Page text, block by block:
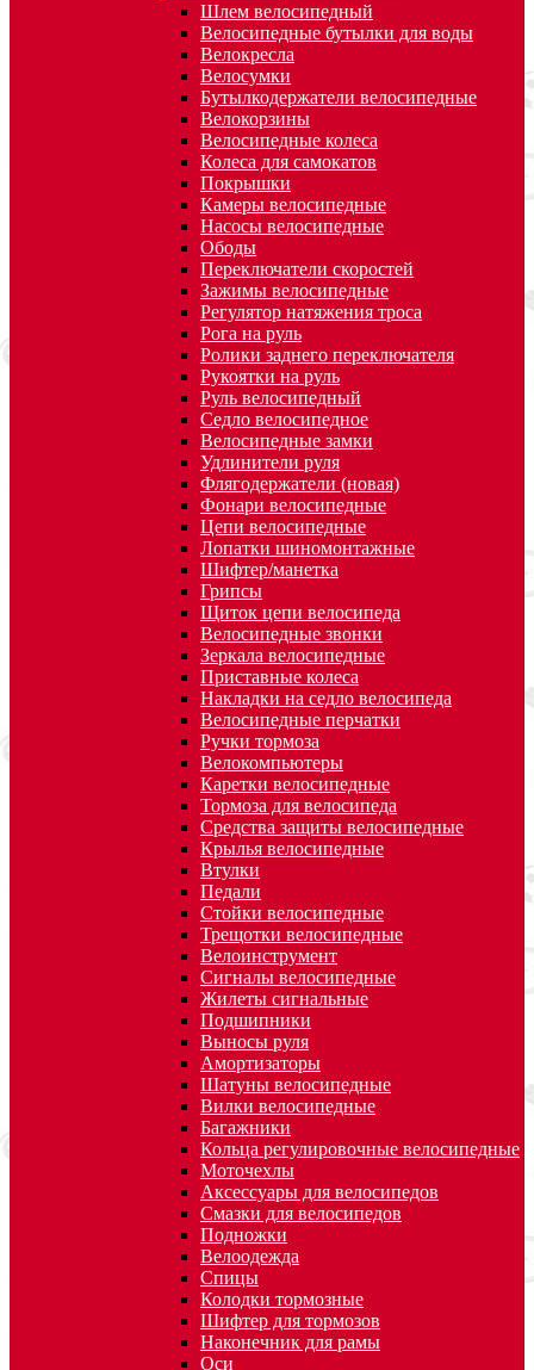
Шлем велосипедный
Велосипедные бутылки для воды
Велокресла
Велосумки
Бутылкодержатели велосипедные
Велокорзины
Велосипедные колеса
Колеса для самокатов
Покрышки
Камеры велосипедные
Насосы велосипедные
Ободы
Переключатели скоростей
Зажимы велосипедные
Регулятор натяжения троса
Рога на руль
Ролики заднего переключателя
Рукоятки на руль
Руль велосипедный
Седло велосипедное
Велосипедные замки
Удлинители руля
Флягодержатели (новая)
Фонари велосипедные
Цепи велосипедные
Лопатки шиномонтажные
Шифтер/манетка
Грипсы
Щиток цепи велосипеда
Велосипедные звонки
Зеркала велосипедные
Приставные колеса
Накладки на седло велосипеда
Велосипедные перчатки
Ручки тормоза
Велокомпьютеры
Каретки велосипедные
Тормоза для велосипеда
Средства защиты велосипедные
Крылья велосипедные
Втулки
Педали
Стойки велосипедные
Трещотки велосипедные
Велоинструмент
Сигналы велосипедные
Жилеты сигнальные
Подшипники
Выносы руля
Амортизаторы
Шатуны велосипедные
Вилки велосипедные
Багажники
Кольца регулировочные велосипедные
Моточехлы
Аксессуары для велосипедов
Смазки для велосипедов
Подножки
Велоодежда
Спицы
Колодки тормозные
Шифтер для тормозов
Наконечник для рамы
Оси